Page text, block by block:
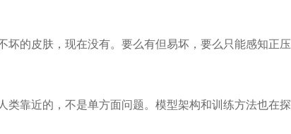
的皮肤，现在没有。要么有但易坏，要么只能感知正压
靠近的，不是单方面问题。模型架构和训练方法也在探